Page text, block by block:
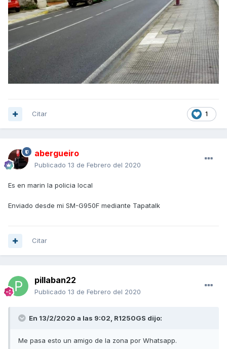
1
Citar
abergueiro
Publicado 13 de Febrero del 2020
Es en marin la policia local
Enviado desde mi SM-G950F mediante Tapatalk
Citar
pillaban22
Publicado 13 de Febrero del 2020
En 13/2/2020 a las 9:02, R1250GS dijo:
Me pasa esto un amigo de la zona por Whatsapp.